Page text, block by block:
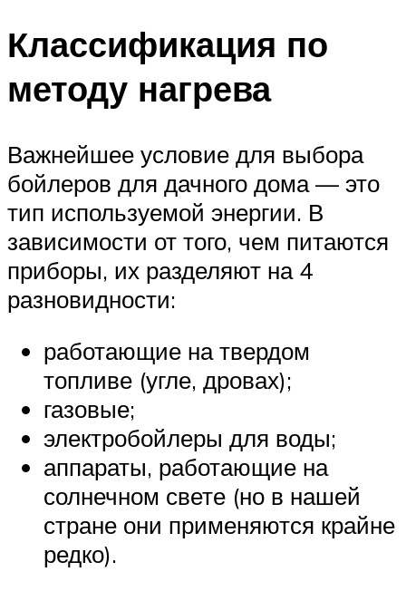
Классификация по
методу нагрева
Важнейшее условие для выбора
бойлеров для дачного дома — это
тип используемой энергии. В
зависимости от того, чем питаются
приборы, их разделяют на 4
разновидности:
работающие на твердом
топливе (угле, дровах);
газовые;
электробойлеры для воды;
аппараты, работающие на
солнечном свете (но в нашей
стране они применяются крайне
редко).